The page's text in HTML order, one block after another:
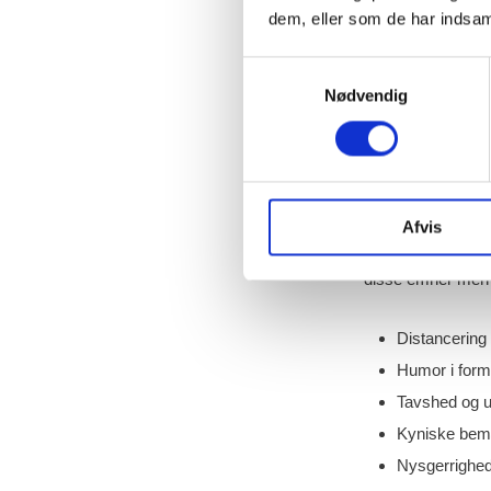
dem, eller som de har
Nødvendig
Afvis
give indblik i
Elevers
Artiklen viser,
det fremkalder
disse emner
Distancering
Humor i
Tavshed og
Kyniske